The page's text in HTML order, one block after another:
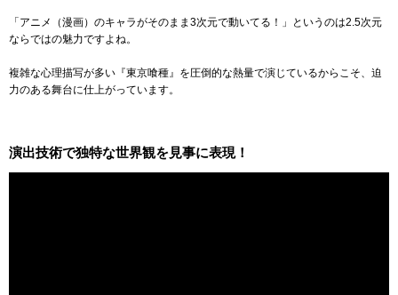
「アニメ（漫画）のキャラがそのまま3次元で動いてる！」というのは2.5次元
ならではの魅力ですよね。
複雑な心理描写が多い『東京喰種』を圧倒的な熱量で演じているからこそ、迫
力のある舞台に仕上がっています。
演出技術で独特な世界観を見事に表現！